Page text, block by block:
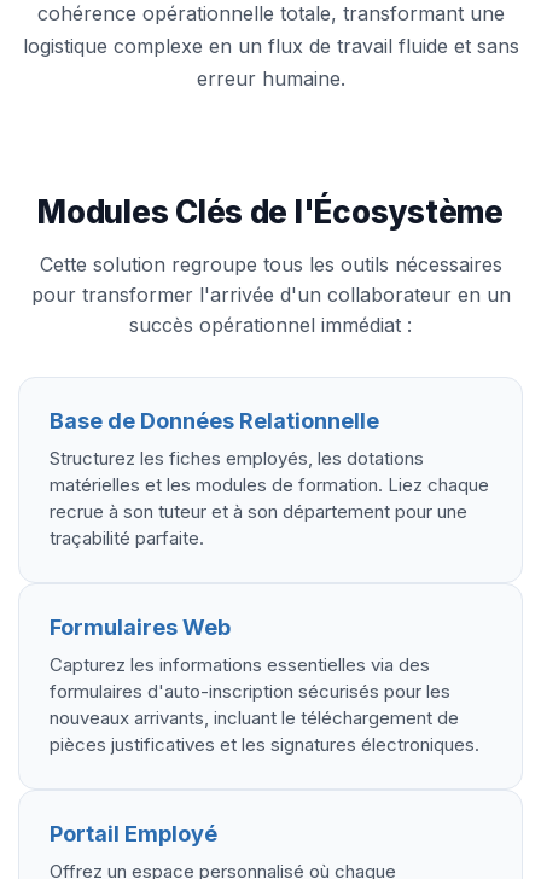
cohérence opérationnelle totale, transformant une
logistique complexe en un flux de travail fluide et sans
erreur humaine.
Modules Clés de l'Écosystème
Cette solution regroupe tous les outils nécessaires
pour transformer l'arrivée d'un collaborateur en un
succès opérationnel immédiat :
Base de Données Relationnelle
Structurez les fiches employés, les dotations
matérielles et les modules de formation. Liez chaque
recrue à son tuteur et à son département pour une
traçabilité parfaite.
Formulaires Web
Capturez les informations essentielles via des
formulaires d'auto-inscription sécurisés pour les
nouveaux arrivants, incluant le téléchargement de
pièces justificatives et les signatures électroniques.
Portail Employé
Offrez un espace personnalisé où chaque